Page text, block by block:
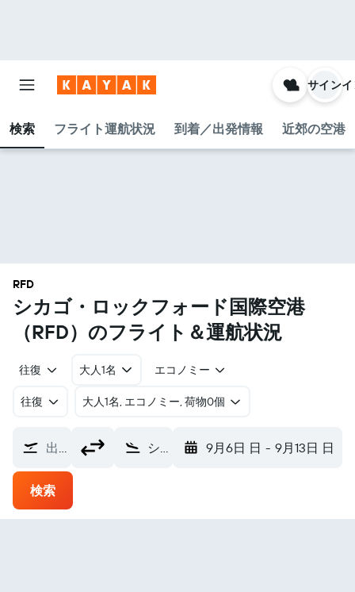
検索 フライト運航状況 到着／出発情報 近郊の空港
サイン
RFD
シカゴ・ロックフォード国際空港​
（RFD​）のフライト＆運航状況
往復 大人1名 エコノミー
往復 ​大人1名, エコノミー, 荷物0個
出発地 シカゴ・ロックフォード国際空港 (RFD) 9月6日 日 - 9月13日 日
検索